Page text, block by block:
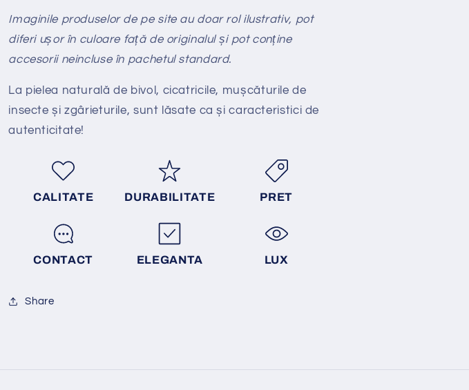
Imaginile produselor de pe site au doar rol ilustrativ, pot
diferi ușor în culoare față de originalul și pot conține
accesorii neincluse în pachetul standard.
La pielea natural ă de bivol, cicatricile, mușcăturile de
insecte și zgârieturile, sunt lăsate ca și caracteristici de
autenticitate!
CALITATE DURABILITATE PRET
CONTACT ELEGANTA LUX
Share